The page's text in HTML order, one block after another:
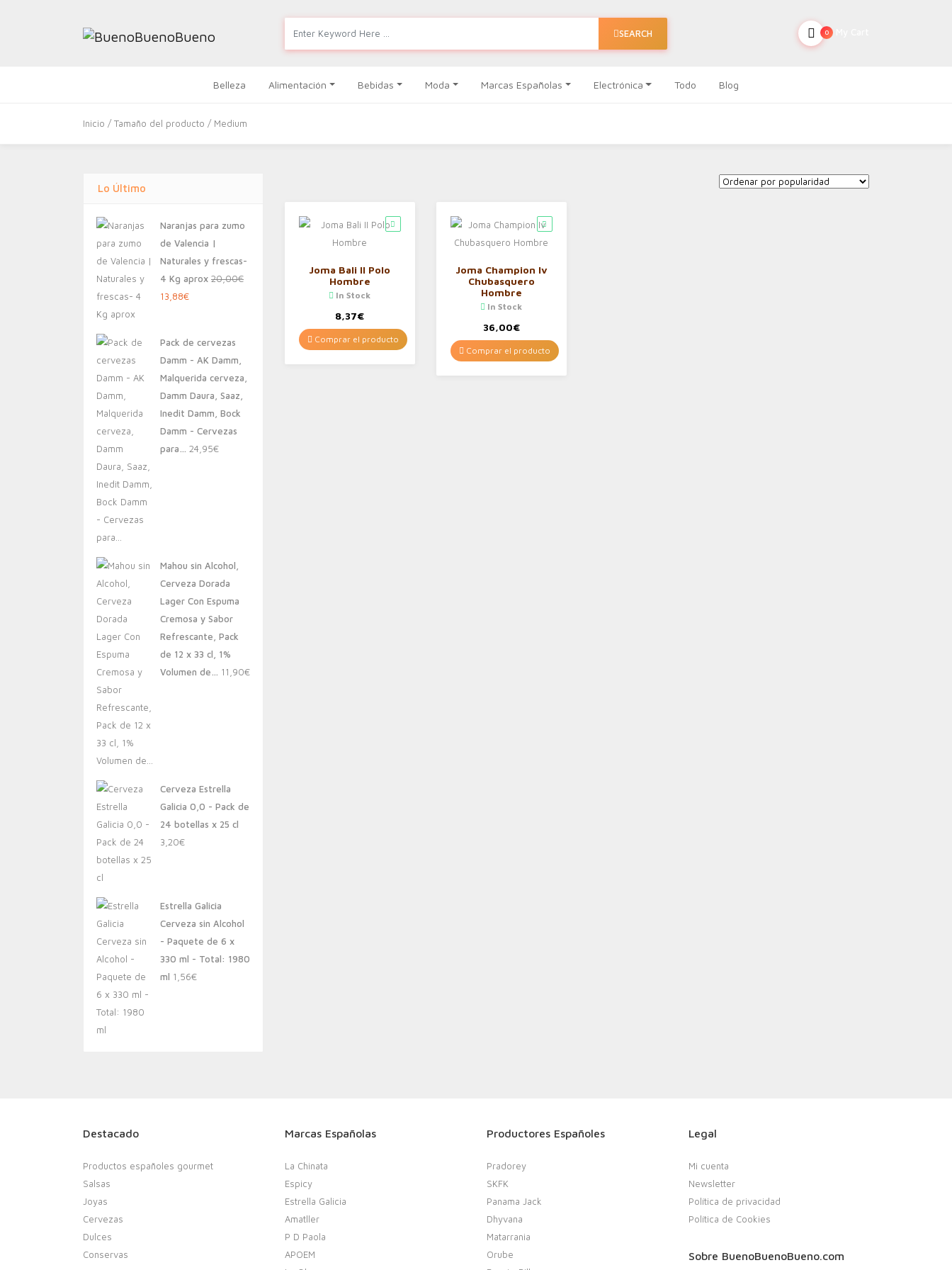
SEARCH 0
Belleza Alimentación Bebidas Moda Marcas Españolas Electrónica Todo Blog
Inicio / Tamaño del producto / Medium
Lo Último
Naranjas para zumo
de Valencia |
Naturales y frescas-
4 Kg aprox 20,00€
El
era:
20,00€.
13,88€El
es:
13,88€.
Pack de cervezas
Damm - AK Damm,
Malquerida cerveza,
Damm Daura, Saaz,
Inedit Damm, Bock
Damm - Cervezas
para… 24,95€
Mahou sin Alcohol,
Cerveza Dorada
Lager Con Espuma
Cremosa y Sabor
Refrescante, Pack
de 12 x 33 cl, 1%
Volumen de… 11,90€
Cerveza Estrella
Galicia 0,0 - Pack de
24 botellas x 25 cl
3,20€
Estrella Galicia
Cerveza sin Alcohol
- Paquete de 6 x
330 ml - Total: 1980
ml 1,56€
Joma Bali II Polo
Hombre
In Stock
8,37€
Comprar el producto
Joma Champion Iv
Chubasquero
Hombre
In Stock
36,00€
Comprar el producto
Destacado
Productos españoles gourmet
Salsas
Joyas
Cervezas
Dulces
Conservas
Marcas Españolas
La Chinata
Espicy
Estrella Galicia
Amatller
P D Paola
APOEM
Productores Españoles
Pradorey
SKFK
Panama Jack
Dhyvana
Matarrania
Orube
Legal
Mi cuenta
Newsletter
Política de privacidad
Política de Cookies
Sobre BuenoBuenoBueno.com